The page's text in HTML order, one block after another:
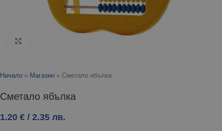
Начало » Магазин » Сметало ябълка
Сметало ябълка
1.20 € / 2.35 лв.